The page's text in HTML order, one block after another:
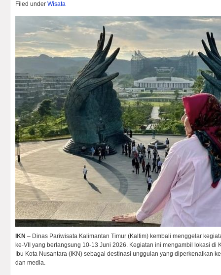
Filed under Wisata
IKN – Dinas Pariwisata Kalimantan Timur (Kaltim) kembali menggelar
ke-VII yang berlangsung 10-13 Juni 2026. Kegiatan ini mengambil lokasi di
Ibu Kota Nusantara (IKN) sebagai destinasi unggulan yang diperkenalkan
dan media.